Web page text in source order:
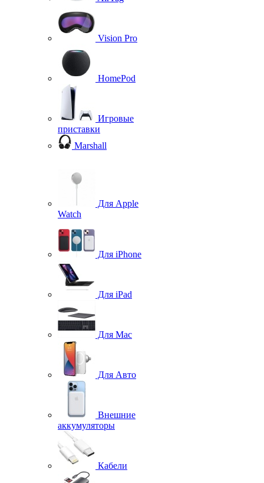
Vision Pro
HomePod
Игровые
приставки
Marshall
Для Apple
Watch
Для iPhone
Для iPad
Для Mac
Для Авто
Внешние
аккумуляторы
Кабели